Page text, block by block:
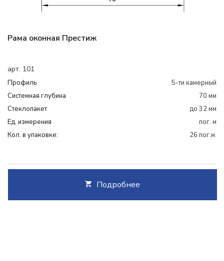
Рама оконная Престиж
арт. 101
Профиль
5-ти камерный
Системная глубина
70 мм
Cтеклопакет
до 32 мм
Ед. измерения
пог. м
Кол. в упаковке:
26 пог.м.
Подробнее